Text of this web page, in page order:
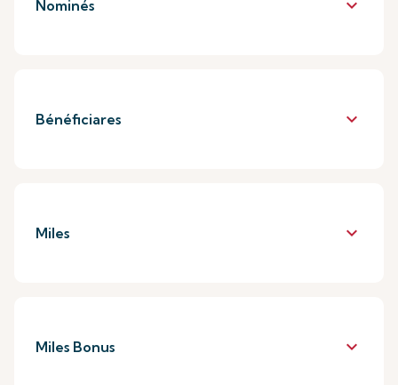
Nominés keyboard_arrow_down
Bénéficiares keyboard_arrow_down
Miles keyboard_arrow_down
Miles Bonus keyboard_arrow_down